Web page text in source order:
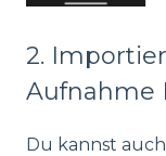
2.
Aufnahme
Du kannst